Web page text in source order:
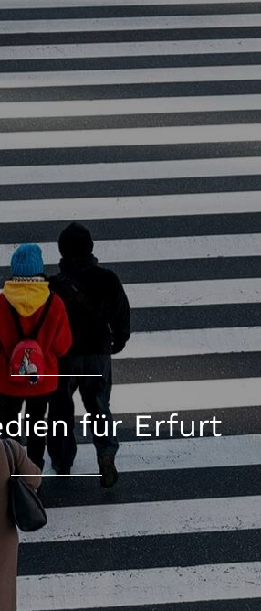
für Erfurt